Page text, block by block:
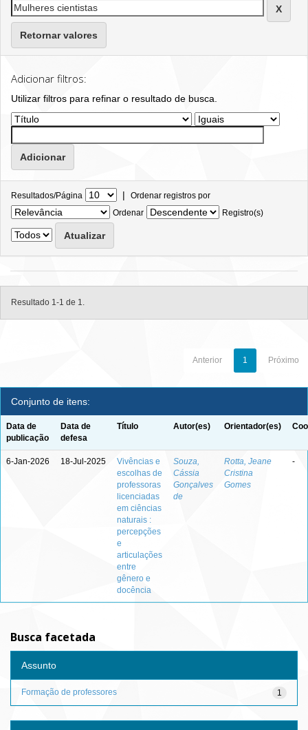
Retornar valores
Adicionar filtros:
Utilizar filtros para refinar o resultado de busca.
Resultados/Página | Ordenar registros por
Ordenar
Registro(s)
Resultado 1-1 de 1.
Anterior 1 Próximo
Conjunto de itens:
Data de
publicação
Data de
defesa
Título Autor(es) Orientador(es)
6-Jan-2026 18-Jul-2025
Vivências e
escolhas de
professoras
licenciadas
em ciências
naturais :
percepções
e
articulações
entre
gênero e
docência
Souza,
Cássia
Gonçalves
de
Rotta, Jeane
Cristina
Gomes
-
Busca facetada
Assunto
1
Formação de professores